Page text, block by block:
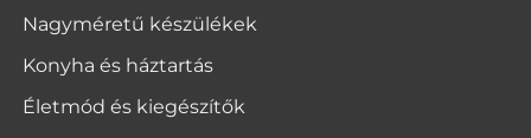
Nagyméretű készülékek
Konyha és háztartás
Életmód és kiegészítők